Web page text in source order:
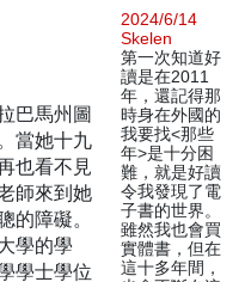
巴馬州圖
當她十九
也看不見
師來到她
的障礙。
學的學
學士學位
2024/6/14
Skelen
第一次知道好
讀是在2011
年，還記得那
時身在外國的
我要找<那些
年>是十分困
難，就是好讀
令我發現了電
子書的世界。
雖然我也會買
實體書，但在
這十多年間，